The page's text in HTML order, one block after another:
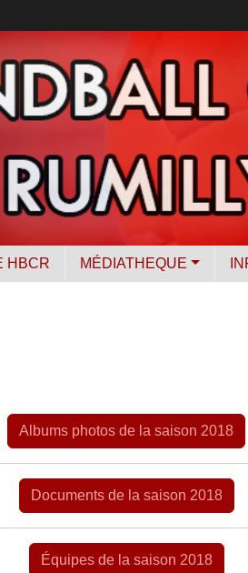
HBCR MÉDIATHEQUE
Albums photos de la saison 2018
Documents de la saison 2018
Équipes de la saison 2018